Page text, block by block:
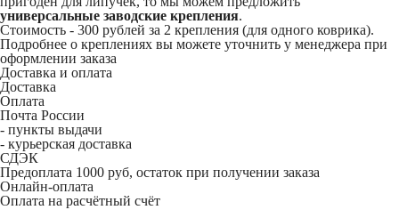
универсальные заводские крепления.
Стоимость - 300 рублей за 2 крепления (для одного коврика).
Подробнее о креплениях вы можете уточнить у менеджера при
оформлении заказа
Доставка и оплата
Доставка
Оплата
Почта России
- пункты выдачи
- курьерская доставка
СДЭК
Предоплата 1000 руб, остаток при получении заказа
Онлайн-оплата
Оплата на расчётный счёт